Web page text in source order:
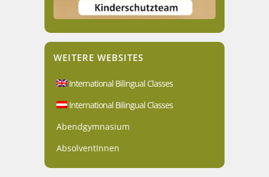
WEITERE WEBSITES
International Bilingual Classes
International Bilingual Classes
Abendgymnasium
AbsolventInnen